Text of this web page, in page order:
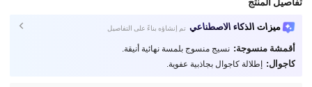
تفاصيل المنتج
ميزات الذكاء الاصطناعي تم إنشاؤه بناءً على التفاصيل
أقمشة منسوجة: نسيج منسوج بلمسة نهائية أنيقة.
كاجوال: إطلالة كاجوال بجاذبية عفوية.